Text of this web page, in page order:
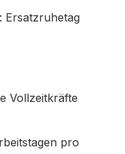
Ersatzruhetag
Vollzeitkräfte
pro